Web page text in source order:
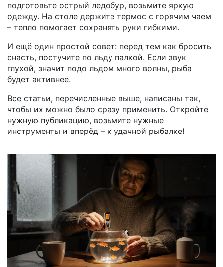
подготовьте острый ледобур, возьмите яркую
одежду. На столе держите термос с горячим чаем
– тепло помогает сохранять руки гибкими.
И ещё один простой совет: перед тем как бросить
снасть, постучите по льду палкой. Если звук
глухой, значит подо льдом много волны, рыба
будет активнее.
Все статьи, перечисленные выше, написаны так,
чтобы их можно было сразу применить. Откройте
нужную публикацию, возьмите нужные
инструменты и вперёд – к удачной рыбалке!